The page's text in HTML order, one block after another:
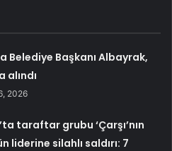
Belediye Başkanı Albayrak,
alındı
2026
taraftar grubu ‘Çarşı’nın
liderine silahlı saldırı: 7